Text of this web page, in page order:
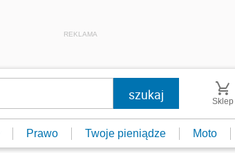
REKLAMA
Sklep
Prawo Twoje pieniądze Moto